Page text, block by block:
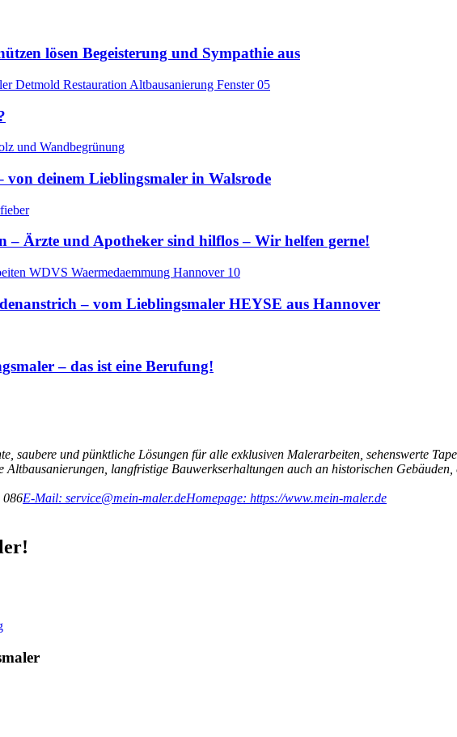
lösen Begeisterung und Sympathie aus
deinem Lieblingsmaler in Walsrode
– Ärzte und Apotheker sind hilflos – Wir helfen gerne!
– vom Lieblingsmaler HEYSE aus Hannover
– das ist eine Berufung!
saubere und pünktliche Lösungen für alle exklusiven Malerarbeiten, sehenswerte
Altbausanierungen, langfristige Bauwerkserhaltungen auch an historischen
086E-Mail: service@mein-maler.deHomepage: https://www.mein-maler.de